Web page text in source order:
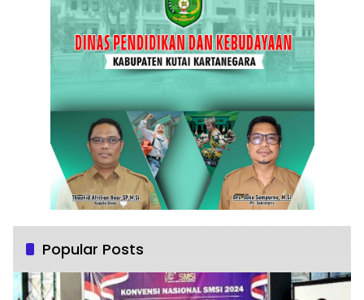
Popular Posts